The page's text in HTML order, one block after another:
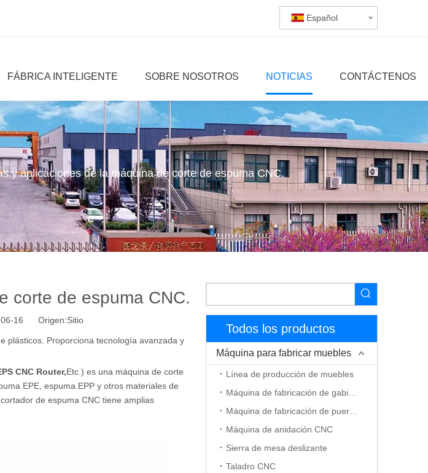
Español
FÁBRICA INTELIGENTE SOBRE NOSOTROS NOTICIAS CONTÁCTENOS
y aplicaciones de la máquina de corte de espuma CNC.
corte de espuma CNC.
06-16 Origen:Sitio
plásticos. Proporciona tecnología avanzada y
CNC Router,Etc.) es una máquina de corte
EPE, espuma EPP y otros materiales de
de espuma CNC tiene amplias
Todos los productos
Máquina para fabricar muebles
Línea de producción de muebles
Máquina de anidación CNC
Sierra de mesa deslizante
Taladro CNC